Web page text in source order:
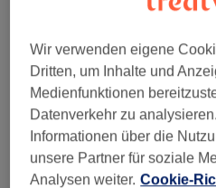
laser-haarentfernung in der Nähe von
Wir verwenden eigene
Dritten, um Inhalte und
Medienfunktionen
Datenverkehr zu
Informationen über die
unsere Partner für soziale
Analysen weiter. Cookie-